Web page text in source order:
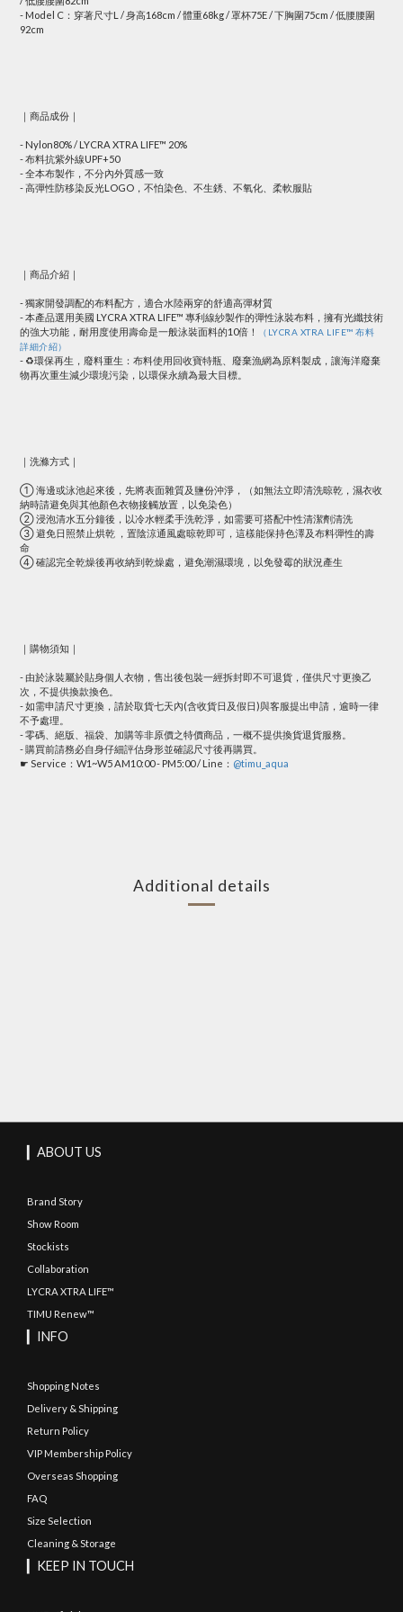
- Model C：穿著尺寸L / 身高168cm / 體重68kg / 罩杯75E / 下胸圍75cm / 低腰腰圍
92cm
｜商品成份｜
- Nylon80% / LYCRA XTRA LIFE™ 20%
- 布料抗紫外線UPF+50
- 全本布製作，不分內外質感一致
- 高彈性防移染反光LOGO，不怕染色、不生銹、不氧化、柔軟服貼
｜商品介紹｜
- 獨家開發調配的布料配方，適合水陸兩穿的舒適高彈材質
- 本產品選用美國 LYCRA XTRA LIFE™ 專利線紗製作的彈性泳裝布料，擁有光纖技術
的強大功能，耐用度使用壽命是一般泳裝面料的10倍！
（LYCRA XTRA LIFE™ 布料
詳細介紹）
- ♻️環保再生，廢料重生：布料使用回收寶特瓶、廢棄漁網為原料製成，讓海洋廢棄
物再次重生減少環境污染，以環保永續為最大目標。
｜洗滌方式｜
① 海邊或泳池起來後，先將表面雜質及鹽份沖淨，（如無法立即清洗晾乾，濕衣收
納時請避免與其他顏色衣物接觸放置，以免染色）
② 浸泡清水五分鐘後，以冷水輕柔手洗乾淨，如需要可搭配中性清潔劑清洗
③ 避免日照禁止烘乾 ，置陰涼通風處晾乾即可，這樣能保持色澤及布料彈性的壽
命
④ 確認完全乾燥後再收納到乾燥處，避免潮濕環境，以免發霉的狀況產生
｜購物須知｜
- 由於泳裝屬於貼身個人衣物，售出後包裝一經拆封即不可退貨，僅供尺寸更換乙
次，不提供換款換色。
- 如需申請尺寸更換，請於取貨七天內(含收貨日及假日)與客服提出申請，逾時一律
不予處理。
- 零碼、絕版、福袋、加購等非原價之特價商品，一概不提供換貨退貨服務。
- 購買前請務必自身仔細評估身形並確認尺寸後再購買。
☛ Service：W1~W5 AM10:00 - PM5:00 / Line： @timu_aqua
Additional details
▎ABOUT US
Brand Story
Show Room
Stockists
Collaboration
LYCRA XTRA LIFE™
TIMU Renew™
▎INFO
Shopping Notes
Delivery & Shipping
Return Policy
VIP Membership Policy
Overseas Shopping
FAQ
Size Selection
Cleaning & Storage
▎KEEP IN TOUCH